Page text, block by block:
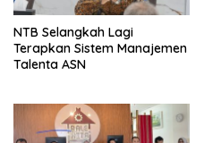
NTB Selangkah Lagi
Terapkan Sistem Manajemen
Talenta ASN